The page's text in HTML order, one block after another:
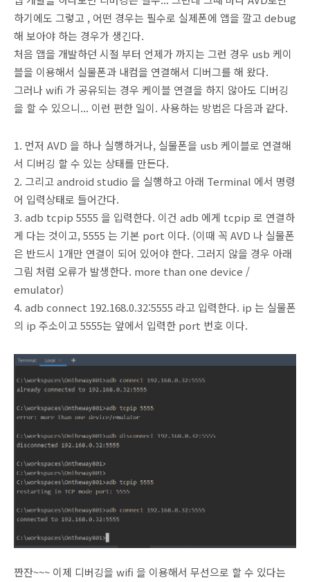
하기에도 그렇고 , 어떤 경우는 필수로 실제폰에 앱을 깔고 debug
해 보아야 하는 경우가 생긴다.
처음 앱을 개발하던 시절 부터 언제가 까지는 그런 경우 usb 케이
블을 이용해서 실물폰과 내컴을 연결해서 디버그를 해 왔다.
그러나 wifi 가 공유되는 경우 케이블 연결을 하지 않아도 디버깅
을 할 수 있으니... 이런 편한 일이. 사용하는 방법은 다음과 같다.
1. 먼저 AVD 을 하나 실행하거나, 실물폰을 usb 케이블로 연결해
서 디버깅 할 수 있는 상태를 만든다.
2. 그리고 android studio 을 실행하고 아래 Terminal 에서 명령
어 입력상태로 들어간다.
3. adb tcpip 5555 을 입력한다. 이건 adb 에게 tcpip 로 연결하
게 다는 것이고, 5555 는 기본 port 이다. (이때 꼭 AVD 나 실물폰
은 반드시 1개만 연결이 되어 있어야 한다. 그러지 않을 경우 아래
그림 처럼 오류가 발생한다. more than one device /
emulator)
4. adb connect 192.168.0.32:5555 라고 입력한다. ip 는 실물폰
의 ip 주소이고 5555는 앞에서 입력한 port 번호 이다.
짠잔~~~ 이제 디버깅을 wifi 을 이용해서 무선으로 할 수 있다는